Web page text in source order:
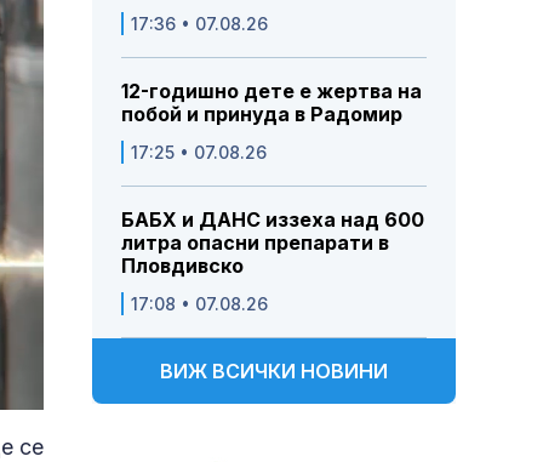
се
17:36 • 07.08.26
12-годишно дете е жертва на
побой и принуда в Радомир
17:25 • 07.08.26
БАБХ и ДАНС иззеха над 600
литра опасни препарати в
Пловдивско
17:08 • 07.08.26
ВИЖ ВСИЧКИ НОВИНИ